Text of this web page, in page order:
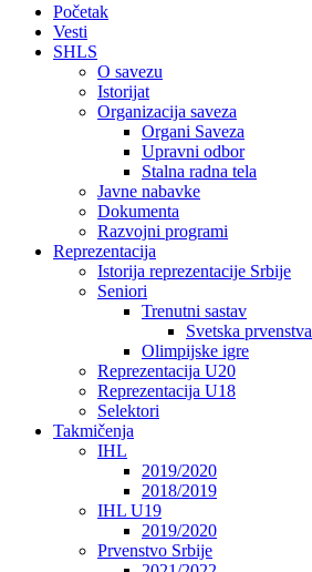
Početak
Vesti
SHLS
O savezu
Istorijat
Organizacija saveza
Organi Saveza
Upravni odbor
Stalna radna tela
Javne nabavke
Dokumenta
Razvojni programi
Reprezentacija
Istorija reprezentacije Srbije
Seniori
Trenutni sastav
Svetska prvenstva
Olimpijske igre
Reprezentacija U20
Reprezentacija U18
Selektori
Takmičenja
IHL
2019/2020
2018/2019
IHL U19
2019/2020
Prvenstvo Srbije